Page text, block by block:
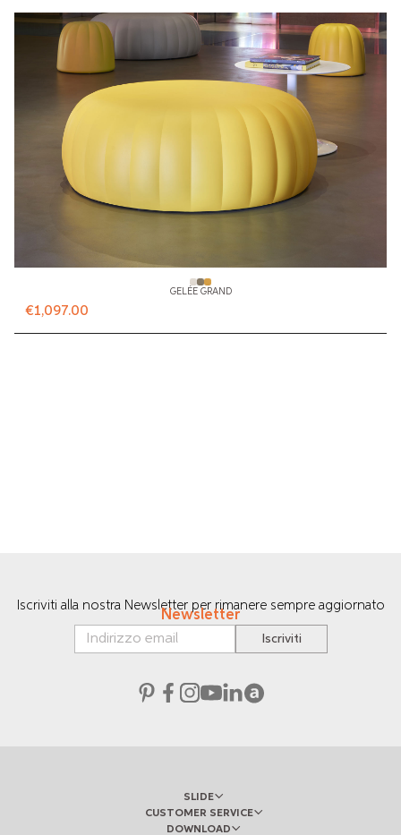
GELÉE GRAND
€1,097.00
Iscriviti alla nostra Newsletter per rimanere sempre aggiornato
Newsletter
Iscriviti
SLIDE
CUSTOMER SERVICE
DOWNLOAD